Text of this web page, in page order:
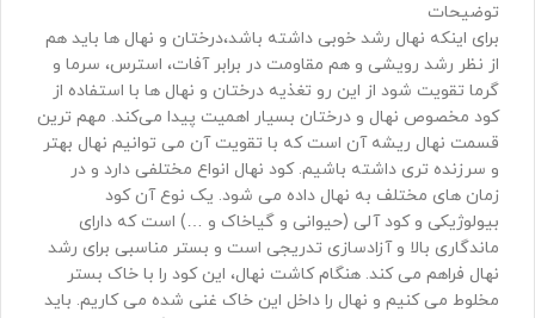
توضیحات
برای اینکه نهال رشد خوبی داشته باشد،درختان و نهال ها باید هم
از نظر رشد رویشی و هم مقاومت در برابر آفات، استرس، سرما و
گرما تقویت شود از این رو تغذیه درختان و نهال ها با استفاده از
کود مخصوص نهال و درختان بسیار اهمیت پیدا می‌کند. مهم ترین
قسمت نهال ریشه آن است که با تقویت آن می توانیم نهال بهتر
و سرزنده تری داشته باشیم. کود نهال انواع مختلفی دارد و در
زمان های مختلف به نهال داده می شود. یک نوع آن کود
بیولوژیکی و کود آلی (حیوانی و گیاخاک و …) است که دارای
ماندگاری بالا و آزادسازی تدریجی است و بستر مناسبی برای رشد
نهال فراهم می کند. هنگام کاشت نهال، این کود را با خاک بستر
مخلوط می کنیم و نهال را داخل این خاک غنی شده می کاریم. باید